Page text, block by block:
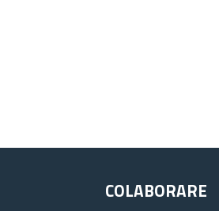
COLABORARE